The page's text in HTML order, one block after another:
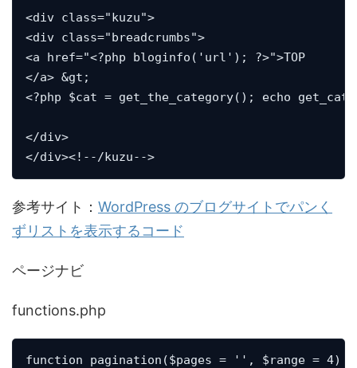
<div class="kuzu">
<div class="breadcrumbs">
<a href="<?php bloginfo('url'); ?>">TOP
</a> &gt;
<?php $cat = get_the_category(); echo
</div>
</div><!--/kuzu-->
参考サイト： WordPress のブログサイトでパンく
ずリストを表示するコード
ページナビ
functions.php
function pagination($pages = '', $range = 4)